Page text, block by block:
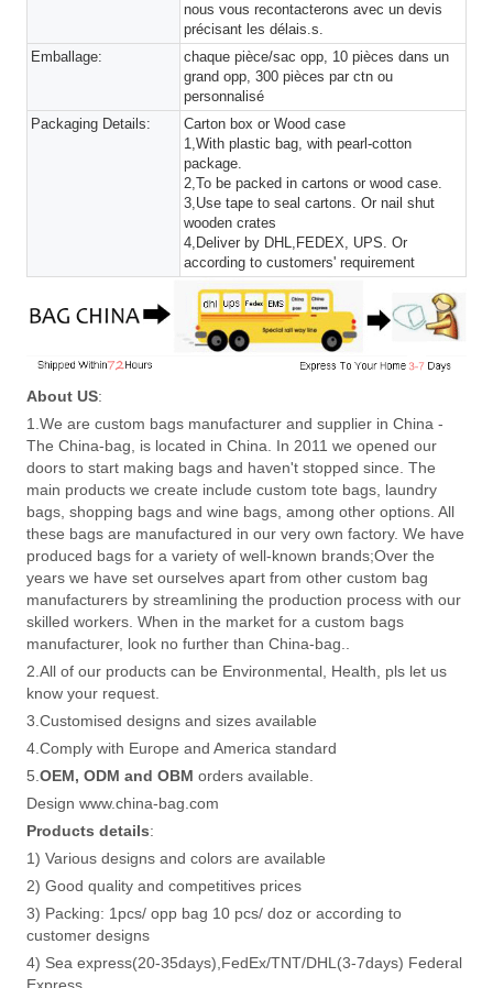
nous vous recontacterons avec un devis
précisant les délais.s.
Emballage:
chaque pièce/sac opp, 10 pièces dans un
grand opp, 300 pièces par ctn ou
personnalisé
Packaging Details:
Carton box or Wood case
1,With plastic bag, with pearl-cotton
package.
2,To be packed in cartons or wood case.
3,Use tape to seal cartons. Or nail shut
wooden crates
4,Deliver by DHL,FEDEX, UPS. Or
according to customers' requirement
About US:
1.We are custom bags manufacturer and supplier in China -
The China-bag, is located in China. In 2011 we opened our
doors to start making bags and haven't stopped since. The
main products we create include custom tote bags, laundry
bags, shopping bags and wine bags, among other options. All
these bags are manufactured in our very own factory. We have
produced bags for a variety of well-known brands;Over the
years we have set ourselves apart from other custom bag
manufacturers by streamlining the production process with our
skilled workers. When in the market for a custom bags
manufacturer, look no further than China-bag..
2.All of our products can be Environmental, Health, pls let us
know your request.
3.Customised designs and sizes available
4.Comply with Europe and America standard
5. OEM, ODM and OBM orders available.
Design www.china-bag.com
Products details:
1) Various designs and colors are available
2) Good quality and competitives prices
3) Packing: 1pcs/ opp bag 10 pcs/ doz or according to
customer designs
4) Sea express(20-35days),FedEx/TNT/DHL(3-7days) Federal